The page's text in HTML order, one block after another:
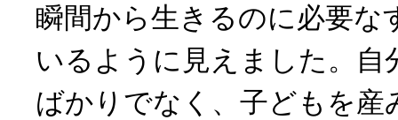
瞬間から生きるのに必要な
いるように見えました。自
ばかりでなく、子どもを産